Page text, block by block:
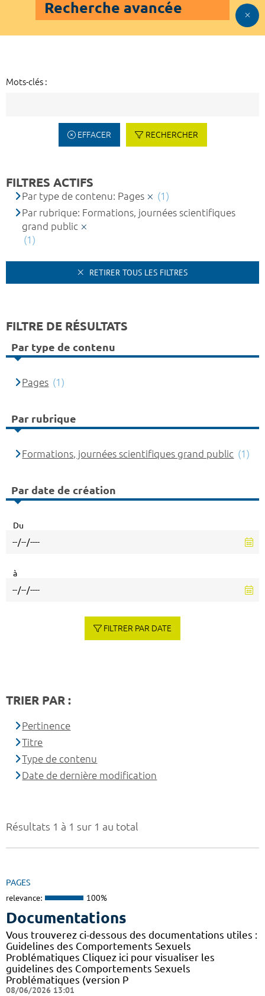
Recherche avancée
Mots-clés :
EFFACER RECHERCHER
Résultats 1 à 1 sur 1 au total
PAGES
relevance: 100%
Documentations
Vous trouverez ci-dessous des documentations utiles :
Guidelines des Comportements Sexuels
Problématiques Cliquez ici pour visualiser les
guidelines des Comportements Sexuels
Problématiques (version P
08/06/2026 13:01
FILTRES ACTIFS
Par type de contenu: Pages
(1)
Par rubrique: Formations, journées scientifiques
grand public
(1)
RETIRER TOUS LES FILTRES
FILTRE DE RÉSULTATS
Par type de contenu
Pages (1)
Par rubrique
Formations, journées scientifiques grand public (1)
Par date de création
Du
à
FILTRER PAR DATE
TRIER PAR :
Pertinence
Titre
Type de contenu
Date de dernière modification